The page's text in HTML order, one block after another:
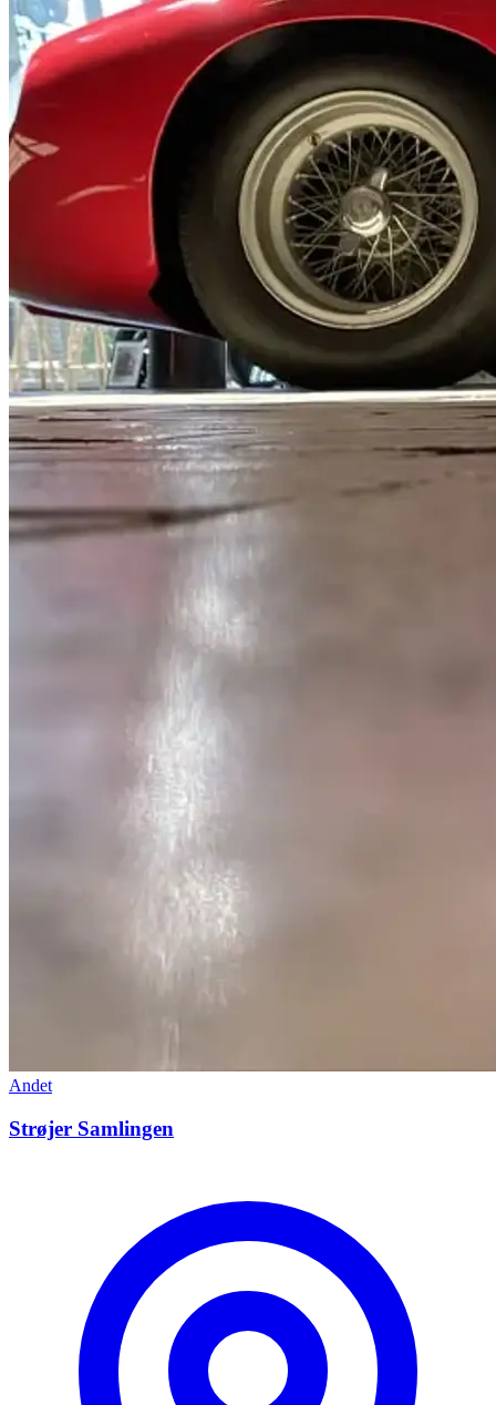
Andet
Strøjer Samlingen